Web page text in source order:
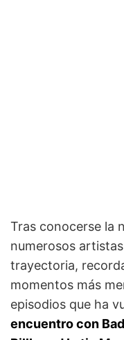
Tras conocerse la
numerosos
trayectoria,
momentos más
episodios que ha
encuentro con